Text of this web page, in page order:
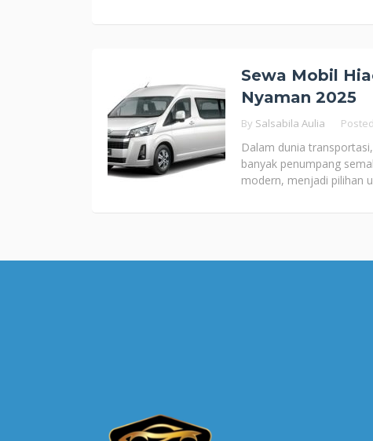
Sewa Mobil
Nyaman 2025
By Salsabila Aulia
Dalam dunia
banyak penumpang
modern, menjadi pilihan